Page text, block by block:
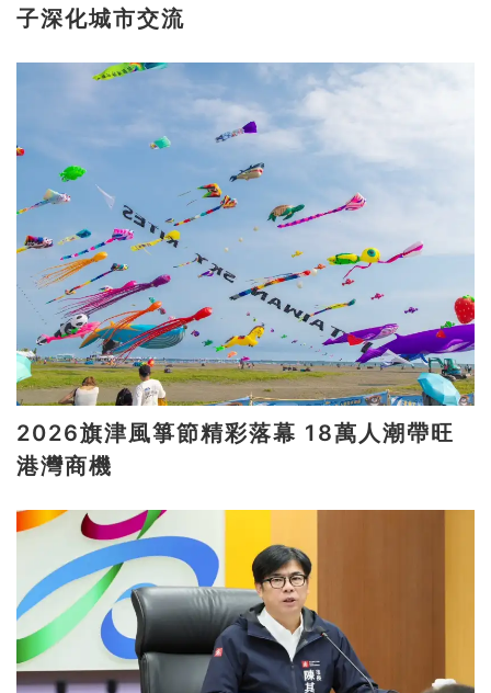
子深化城市交流
2026旗津風箏節精彩落幕 18萬人潮帶旺
港灣商機